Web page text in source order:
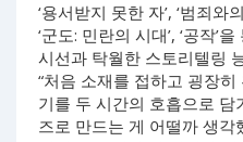
‘용서받지 못한 자’, ‘범죄와
‘군도: 민란의 시대’, ‘공작’
시선과 탁월한 스토리텔링
“처음 소재를 접하고 굉장
기를 두 시간의 호흡으로
즈로 만드는 게 어떨까 생각